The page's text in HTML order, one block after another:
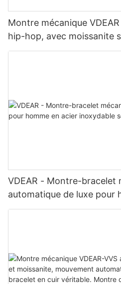
Montre mécanique
hip-hop, avec moissanite
strass, bijou de luxe.
VDEAR - Montre-bracelet
automatique de luxe pour
inoxydable sertie de